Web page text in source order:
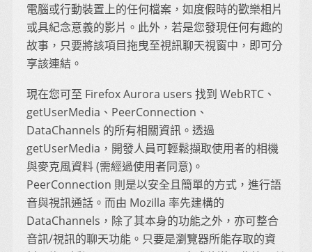
電腦或行動裝置上的任何檔案，如度假時的歡樂相片
或具紀念意義的影片。此外，若是您發現任何有趣的
故事，只要將該項目拖曳至視訊聊天視窗中，即可分
享該連結。
現在您可至 Firefox Aurora users 找到 WebRTC、
getUserMedia、PeerConnection、
DataChannels 的所有相關資訊。透過
getUserMedia，開發人員可輕鬆擷取使用者的相機
與麥克風資料 (需經過使用者同意)。
PeerConnection 則是以安全且簡單的方式，進行語
音與視訊通話。而由 Mozilla 率先建構的
DataChannels，除了其本身的功能之外，亦可整合
音訊/視訊的聊天功能。只要是瀏覽器所能存取的資